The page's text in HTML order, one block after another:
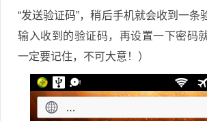
“发送验证码”，稍后手机就会收到一条
输入收到的验证码，再设置一下密码
一定要记住，不可大意！）